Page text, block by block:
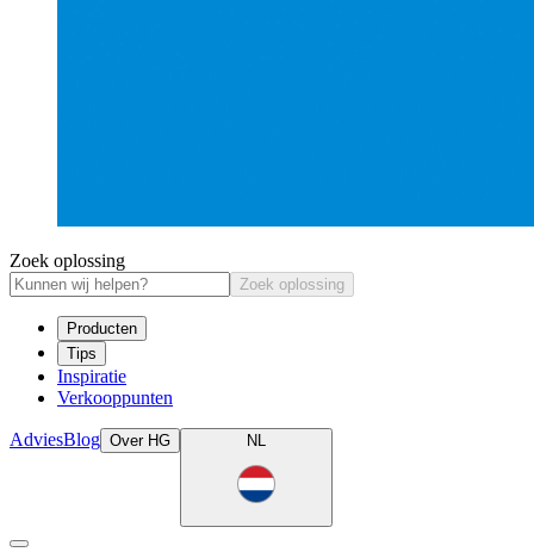
Zoek oplossing
Zoek oplossing
Producten
Tips
Inspiratie
Verkooppunten
AdviesBlog Over HG NL